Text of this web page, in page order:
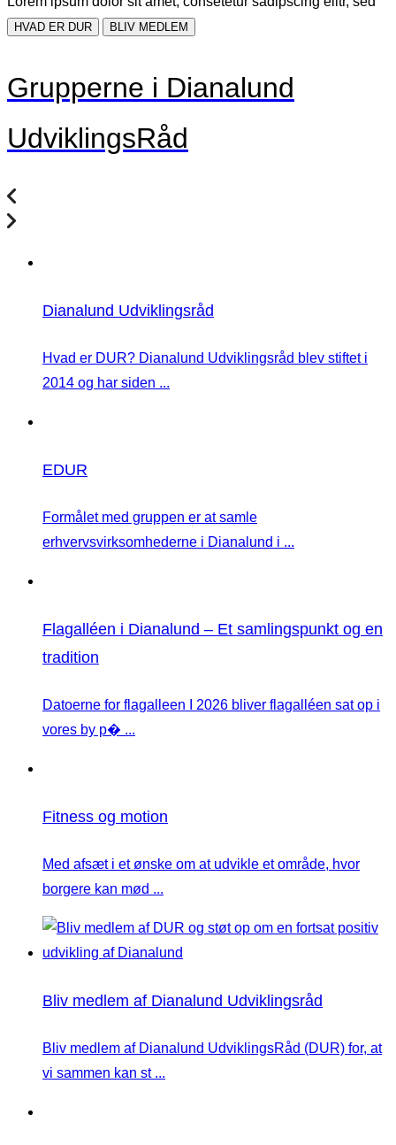
HVAD ER DUR BLIV MEDLEM
Grupperne i Dianalund
UdviklingsRåd
Dianalund Udviklingsråd
Hvad er DUR? Dianalund Udviklingsråd blev stiftet i
2014 og har siden ...
EDUR
Formålet med gruppen er at samle
erhvervsvirksomhederne i Dianalund i ...
Flagalléen i Dianalund – Et samlingspunkt og en
tradition
Datoerne for flagalleen I 2026 bliver flagalléen sat op i
vores by p� ...
Fitness og motion
Med afsæt i et ønske om at udvikle et område, hvor
borgere kan mød ...
Bliv medlem af Dianalund Udviklingsråd
Bliv medlem af Dianalund UdviklingsRåd (DUR) for, at
vi sammen kan st ...